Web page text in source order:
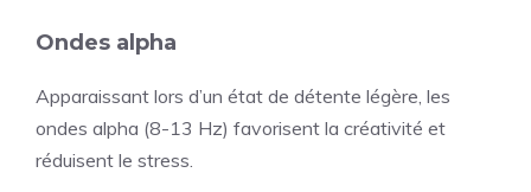
Ondes alpha
Apparaissant lors d’un état de détente légère, les
ondes alpha (8-13 Hz) favorisent la créativité et
réduisent le stress.